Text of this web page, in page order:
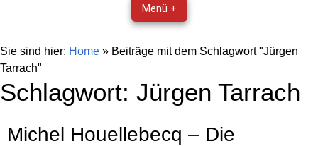
Menü +
Sie sind hier: Home » Beiträge mit dem Schlagwort "Jürgen
Tarrach"
Schlagwort: Jürgen Tarrach
Michel Houellebecq – Die